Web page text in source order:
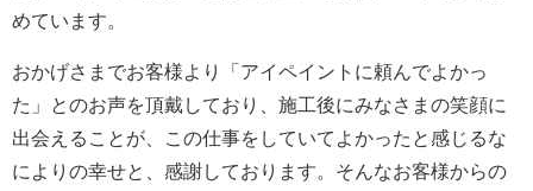
めています。
おかげさまでお客様より「アイペイントに頼んでよかっ
た」とのお声を頂戴しており、施工後にみなさまの笑顔に
出会えることが、この仕事をしていてよかったと感じるな
によりの幸せと、感謝しております。そんなお客様からの